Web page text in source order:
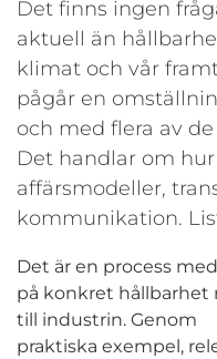
Det finns ingen
aktuell än
klimat och vår
pågår en
och med flera av
Det handlar om
affärsmodeller,
kommunikation.
Det är en process
på konkret hållbarhet
till industrin. Genom
praktiska exempel,